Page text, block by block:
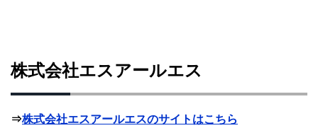
株式会社エスアールエス
⇒株式会社エスアールエスのサイトはこちら